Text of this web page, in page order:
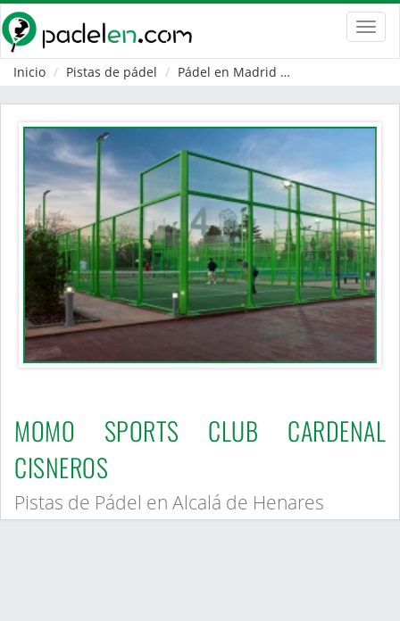
Inicio
Pistas de pádel Pádel en Madrid
MOMO SPORTS CLUB CARDENAL
CISNEROS
Pistas de Pádel en Alcalá de Henares